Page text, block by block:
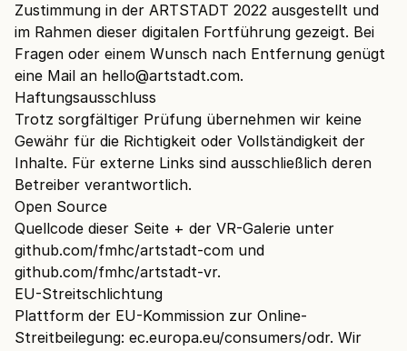
Zustimmung in der ARTSTADT 2022 ausgestellt und
im Rahmen dieser digitalen Fortführung gezeigt. Bei
Fragen oder einem Wunsch nach Entfernung genügt
eine Mail an hello@artstadt.com.
Haftungsausschluss
Trotz sorgfältiger Prüfung übernehmen wir keine
Gewähr für die Richtigkeit oder Vollständigkeit der
Inhalte. Für externe Links sind ausschließlich deren
Betreiber verantwortlich.
Open Source
Quellcode dieser Seite + der VR-Galerie unter
github.com/fmhc/artstadt-com und
github.com/fmhc/artstadt-vr.
EU-Streitschlichtung
Plattform der EU-Kommission zur Online-
Streitbeilegung: ec.europa.eu/consumers/odr. Wir